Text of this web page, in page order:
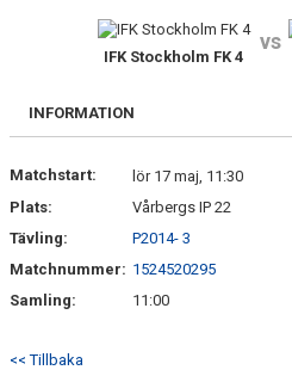
BILDGALLERI
DOKUMENT
IFK Stockholm FK 4
vs
INFORMATION
Matchstart:
lör 17 maj, 11:30
Plats:
Vårbergs IP 22
Tävling:
P2014- 3
Matchnummer: 1524520295
Samling:
11:00
<< Tillbaka